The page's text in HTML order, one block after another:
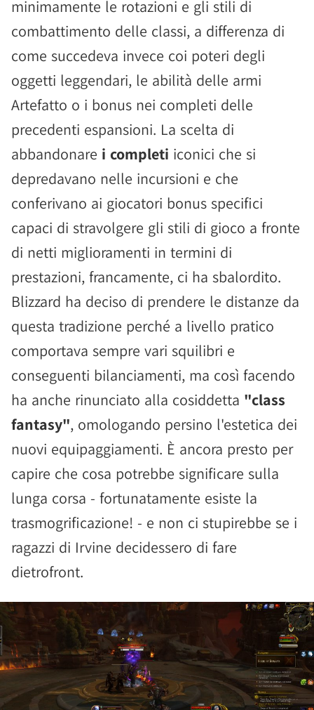
minimamente le rotazioni e gli stili di
combattimento delle classi, a differenza di
come succedeva invece coi poteri degli
oggetti leggendari, le abilità delle armi
Artefatto o i bonus nei completi delle
precedenti espansioni. La scelta di
abbandonare i completi iconici che si
depredavano nelle incursioni e che
conferivano ai giocatori bonus specifici
capaci di stravolgere gli stili di gioco a fronte
di netti miglioramenti in termini di
prestazioni, francamente, ci ha sbalordito.
Blizzard ha deciso di prendere le distanze da
questa tradizione perché a livello pratico
comportava sempre vari squilibri e
conseguenti bilanciamenti, ma così facendo
ha anche rinunciato alla cosiddetta "class
fantasy", omologando persino l'estetica dei
nuovi equipaggiamenti. È ancora presto per
capire che cosa potrebbe significare sulla
lunga corsa - fortunatamente esiste la
trasmogrificazione! - e non ci stupirebbe se i
ragazzi di Irvine decidessero di fare
dietrofront.